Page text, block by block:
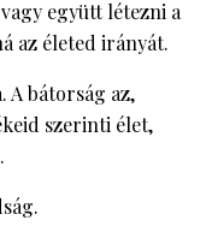
együtt létezni a
az életed irányát.
A bátorság az,
szerinti élet,